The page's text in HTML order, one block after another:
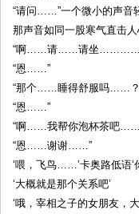
“请问……”一个微小的声音
那声音如同一股寒气直击
“啊……请……请坐…………”信
“恩……”
“那个……睡得舒服吗……
“恩……”
“啊……我帮你泡杯茶吧
“恩……谢谢……”
‘喂，飞鸟……’卡奥路低语‘
‘大概就是那个关系吧’
‘哦，宰相之子的女朋友，